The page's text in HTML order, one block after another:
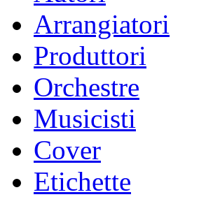
Arrangiatori
Produttori
Orchestre
Musicisti
Cover
Etichette